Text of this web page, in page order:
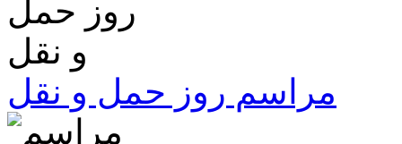
مراسم روز حمل و نقل